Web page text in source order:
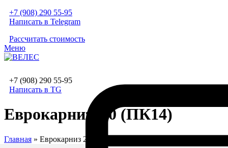
+7 (908) 290 55-95
Написать в Telegram
Рассчитать стоимость
Меню
+7 (908) 290 55-95
Написать в TG
Еврокарниз 2.0 (ПК14)
Главная » Еврокарниз 2.0 (ПК14)